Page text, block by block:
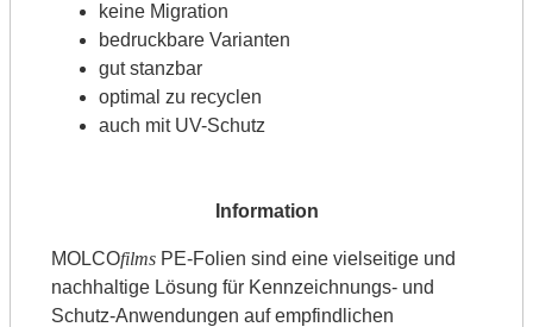
keine Migration
bedruckbare Varianten
gut stanzbar
optimal zu recyclen
auch mit UV-Schutz
MOLCOfilms PE-Folien sind eine vielseitige und
nachhaltige Lösung für Kennzeichnungs- und
Schutz-Anwendungen auf empfindlichen